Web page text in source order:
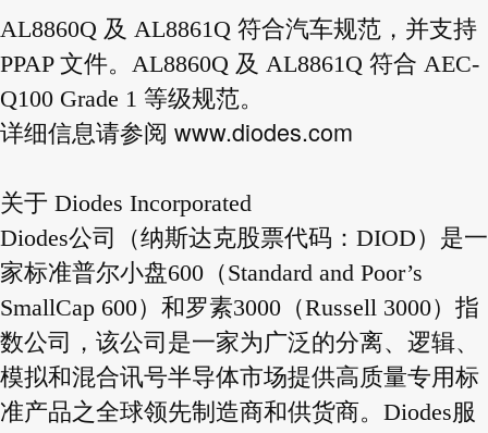
AL8860Q 及 AL8861Q 符合汽车规范，并支持
PPAP 文件。AL8860Q 及 AL8861Q 符合 AEC-
Q100 Grade 1 等级规范。
详细信息请参阅 www.diodes.com
关于 Diodes Incorporated
Diodes公司（纳斯达克股票代码：DIOD）是一
家标准普尔小盘600（Standard and Poor’s
SmallCap 600）和罗素3000（Russell 3000）指
数公司，该公司是一家为广泛的分离、逻辑、
模拟和混合讯号半导体市场提供高质量专用标
准产品之全球领先制造商和供货商。Diodes服